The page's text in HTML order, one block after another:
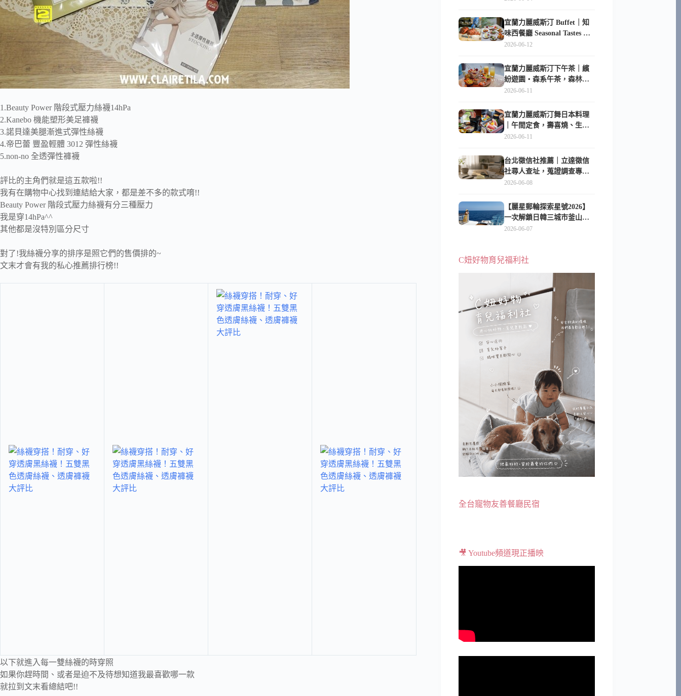
1.Beauty Power 階段式壓力絲襪14hPa
2.Kanebo 機能塑形美足褲襪
3.諾貝達美腿漸進式彈性絲襪
4.帝巴蕾 豐盈輕體 3012 彈性絲襪
5.non-no 全透彈性褲襪
評比的主角們就是這五款啦!!
我有在購物中心找到連結給大家，都是差不多的款式唷!!
Beauty Power 階段式壓力絲襪有分三種壓力
我是穿14hPa^^
其他都是沒特別區分尺寸
對了!我絲襪分享的排序是照它們的售價排的~
文末才會有我的私心推薦排行榜!!
以下就進入每一雙絲襪的時穿照
如果你趕時間、或者是迫不及待想知道我最喜歡哪一款
就拉到文末看總結吧!!
宜蘭力麗威斯汀 Buffet｜知
味西餐廳 Seasonal Tastes 晚
餐早餐吃什麼？
2026-06-12
宜蘭力麗威斯汀下午茶｜繽
紛遊園・森系午茶，森林系
甜點超好拍
2026-06-11
宜蘭力麗威斯汀舞日本料理
｜午間定食，壽喜燒、生魚
片與日式包廂空間
2026-06-11
台北徵信社推薦｜立達徵信
社尋人查址，蒐證調查專家
陪你找回失聯的家人
2026-06-08
【麗星郵輪探索星號2026】
一次解鎖日韓三城市釜山、
長崎、那霸｜餐點升級、表
2026-06-07
C妞好物育兒福利社
全台寵物友善餐廳民宿
🎥 Youtube頻道現正播映